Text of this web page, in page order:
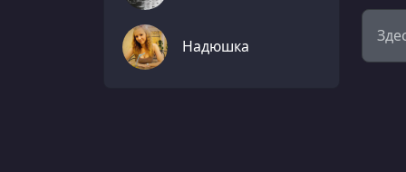
Надюшка